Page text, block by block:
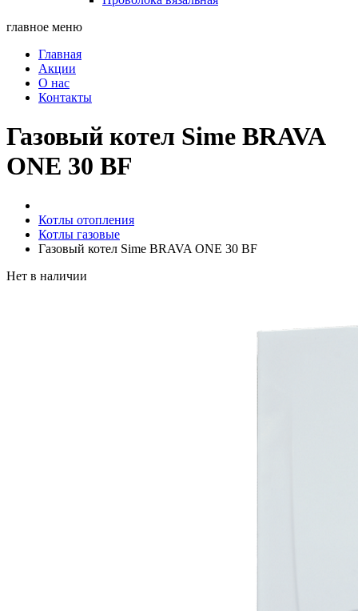
главное меню
Главная
Акции
О нас
Контакты
Газовый котел Sime BRAVA
ONE 30 BF
Котлы отопления
Котлы газовые
Газовый котел Sime BRAVA ONE 30 BF
Нет в наличии